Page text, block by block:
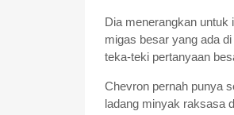
Dia menerangkan untuk
migas besar yang ada
teka-teki pertanyaan
Chevron pernah punya
ladang minyak raksasa